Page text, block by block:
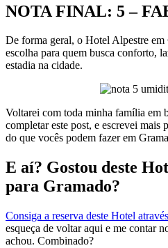
NOTA FINAL: 5 –
De forma geral, o Hotel Alpestre em
escolha para quem busca conforto,
estadia na cidade.
Voltarei com toda minha família em
completar este post, e escrevei mais
do que vocês podem fazer em
E aí? Gostou deste
para Gramado?
Consiga a reserva deste Hotel
esqueça de voltar aqui e me contar
achou. Combinado?